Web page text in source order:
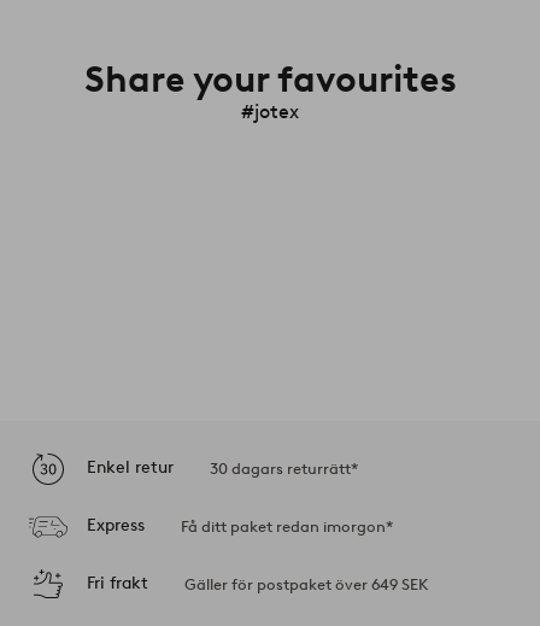
Share your favourites
#jotex
Enkel retur 30 dagars returrätt*
Express Få ditt paket redan imorgon*
Fri frakt Gäller för postpaket över 649 SEK